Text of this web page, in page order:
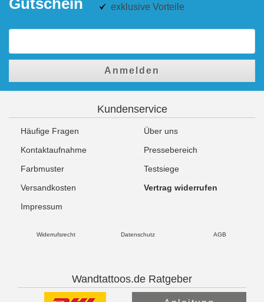
exklusive Vorteile
Anmelden
Kundenservice
Häufige Fragen
Über uns
Kontaktaufnahme
Pressebereich
Farbmuster
Testsiege
Versandkosten
Vertrag widerrufen
Impressum
Widerrufsrecht Datenschutz AGB
Wandtattoos.de Ratgeber